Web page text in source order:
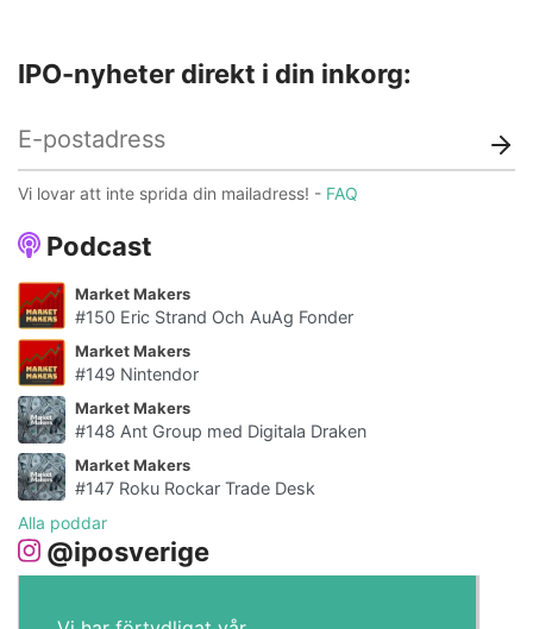
Podcast
Market Makers
#150 Eric Strand Och AuAg Fonder
Market Makers
#149 Nintendor
Market Makers
#148 Ant Group med Digitala Draken
Market Makers
#147 Roku Rockar Trade Desk
Alla poddar
@iposverige
IPO-nyheter direkt i din inkorg:
Vi lovar att inte sprida din mailadress! - FAQ